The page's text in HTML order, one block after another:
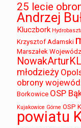
25 lecie
Andrzej
Kluczbork
Krzysztof Adamski
Marszałek
młodzieży
obrony
Borkowice OSP
Kujakowice Górne OSP
powiatu